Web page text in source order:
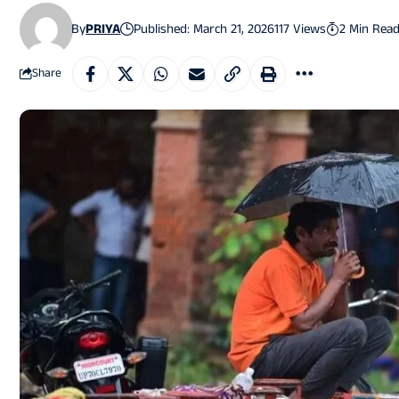
ByPRIYA Published: March 21, 2026117 Views 2 Min
Share